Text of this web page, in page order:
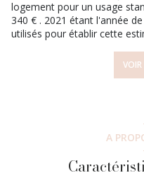
logement pour un usage
340 € . 2021 étant l'année
utilisés pour établir cette
A